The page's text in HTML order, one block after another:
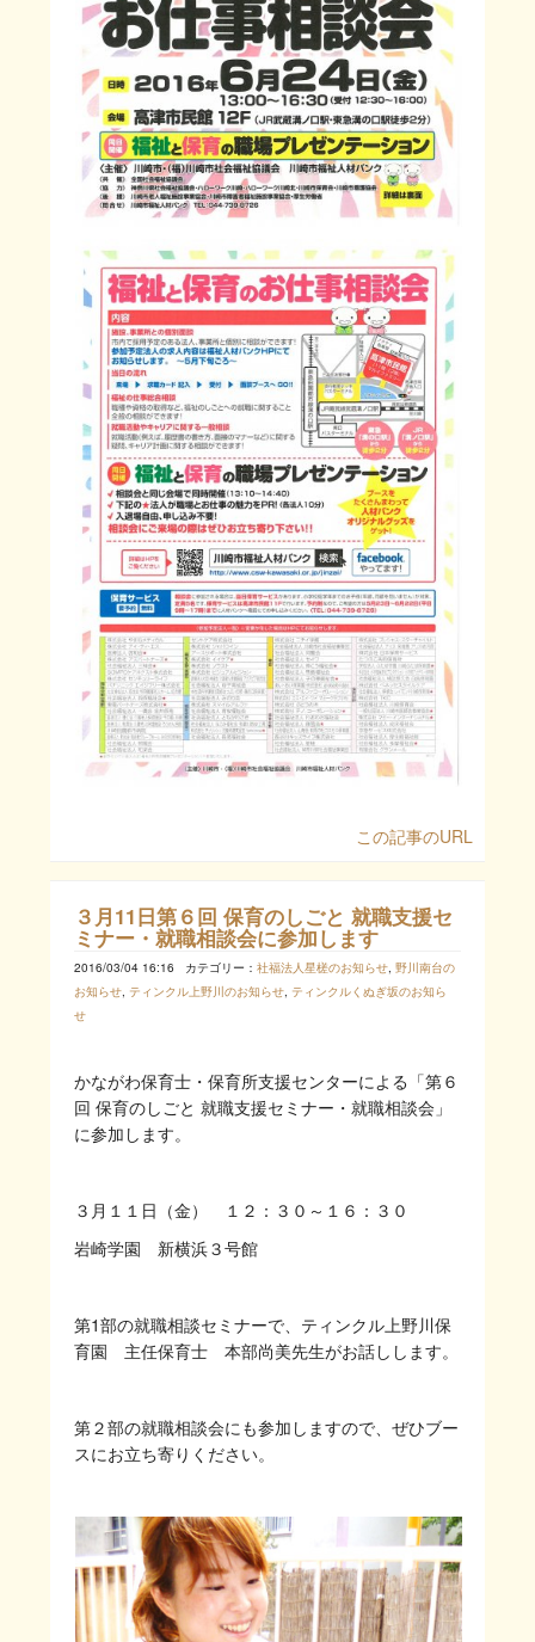
この記事のURL
３月11日第６回 保育のしごと 就職支援セ
ミナー・就職相談会に参加します
2016/03/04 16:16 カテゴリー： 社福法人星槎のお知らせ, 野川南台の
お知らせ, ティンクル上野川のお知らせ, ティンクルくぬぎ坂のお知ら
せ
かながわ保育士・保育所支援センターによる「第６
回 保育のしごと 就職支援セミナー・就職相談会」
に参加します。
３月１１日（金） １２：３０～１６：３０
岩崎学園 新横浜３号館
第1部の就職相談セミナーで、ティンクル上野川保
育園 主任保育士 本部尚美先生がお話しします。
第２部の就職相談会にも参加しますので、ぜひブー
スにお立ち寄りください。